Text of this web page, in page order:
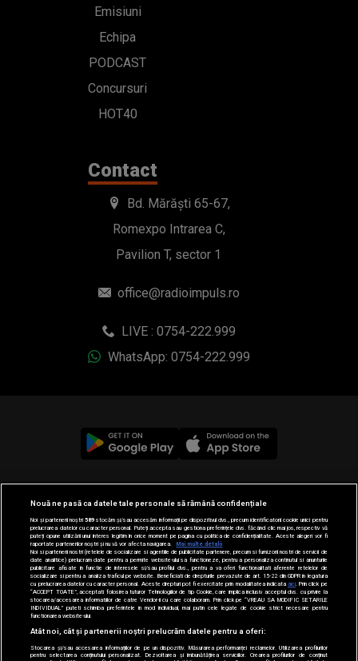
Emisiuni
Echipa
PODCAST
Concursuri
HOT40
Contact
Bd. Mărăști 65-67,
Romexpo Intrarea C,
Pavilion T, sector 1
office@radioimpuls.ro
LIVE : 0754-222.999
WhatsApp: 0754-222.999
© 2019-2026 DOGAN MEDIA INTERNATIONAL SA, Toate
drepturile rezervate.
Nouă ne pasă ca datele tale personale să rămână confidențiale
Noi și partenerii noștri589stocăm și/sau accesăm informații pe dispozitivul dvs., precum identificatorii cookie unici pentru
prelucrarea datelor cu caracter personal. Puteți accepta sau gestiona preferințele dvs. făcând clic mai jos, respectiv vă
puteți opune utilizării unui interes legitim în orice moment pe pagina cu politica de confidențialitate. Aceste alegeri vor fi
raportate partenerilor noștri și nu vă vor afecta navigarea.
Mai multe detalii
Noi si partenerii nostri (retelele de socializare si agentiile de publicitate partenere, precum si furnizorii nostri de servicii de
date analitice) prelucram date pentru a permite website-ului sa functioneze, pentru a personaliza continutul si anunturile
publicitare afisate in functie de interesele si/sau profilul dvs., pentru a va oferi functionalitati aferente retelelor de
socializare si pentru a analiza traficul pe website. Beneficiati de drepturile prevazute de art. 15-22 din GDPR in legatura
cu prelucrarea datelor cu caracter personal. Aceste drepturi pot fi exercitate prin modalitatea indicataaici . Prin click pe
“ACCEPT TOATE”, acceptati folosirea tuturor Tehnologiilor de tip Cookie, care implica inclusiv acceptul dvs. cu privire la
stocarea/accesarea informatiilor de catre Vendor-ii cu care colaboram. Prin click pe “VREAU SA MODIFIC SETARILE
INDIVIDUAL” puteti schimba preferintele in mod individual, mai putin cele legate de cookie strict necesare pentru
functionarea website-ului.
Atât noi, cât și partenerii noștri prelucrăm datele pentru a oferi:
Stocarea și/sau accesarea informațiilor de pe un dispozitiv. Măsurarea performanței reclamelor. Utilizarea profilurilor
pentru selectarea conținutului personalizat. Dezvoltarea și îmbunătățirea serviciilor. Crearea profilurilor de conținut